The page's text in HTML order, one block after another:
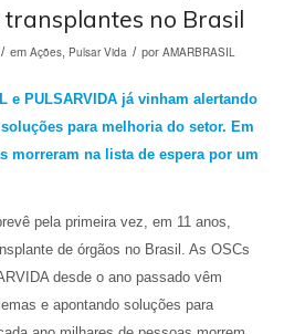
no Brasil
/ em Ações, Pulsar Vida / por AMARBRASIL
e PULSARVIDA já vinham alertando
para melhoria do setor. Em
morreram na lista de espera por um
pela primeira vez, em 11 anos,
de órgãos no Brasil. As OSCs
desde o ano passado vêm
e apontando soluções para